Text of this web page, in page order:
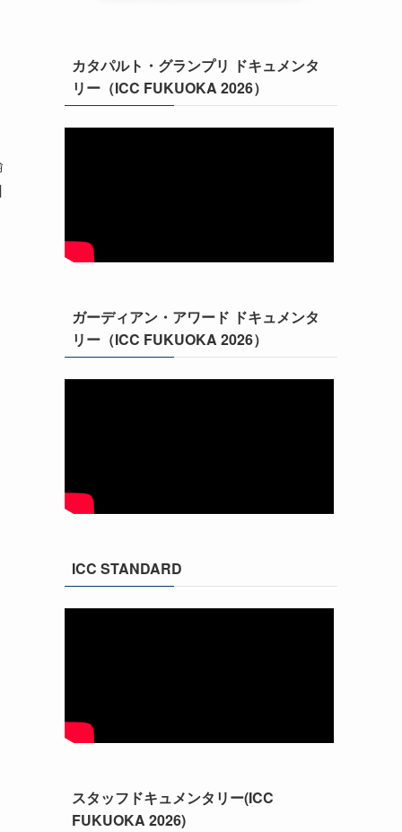
カタパルト・グランプリ ドキュメンタ
リー（ICC FUKUOKA 2026）
ガーディアン・アワード ドキュメンタ
リー（ICC FUKUOKA 2026）
ICC STANDARD
スタッフドキュメンタリー(ICC
FUKUOKA 2026)